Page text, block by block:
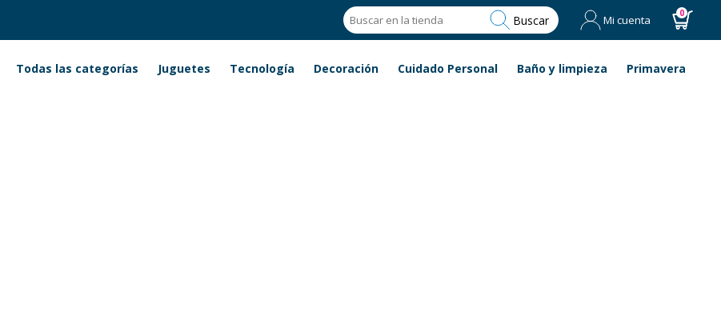
Buscar Mi cuenta 0
Todas las categorías Juguetes Tecnología Decoración Cuidado Personal Baño y limpieza Primavera